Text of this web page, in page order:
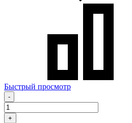
Быстрый просмотр
-
+